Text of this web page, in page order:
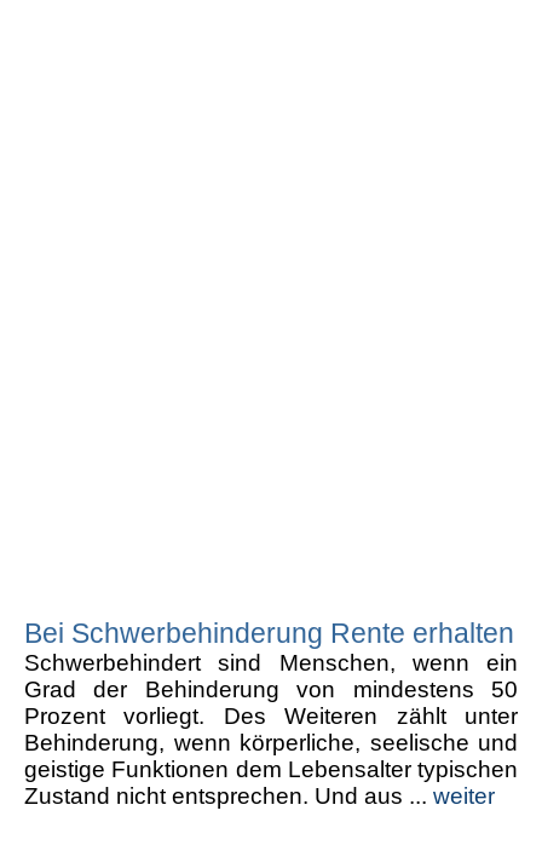
Bei Schwerbehinderung Rente erhalten
Schwerbehindert sind Menschen, wenn ein
Grad der Behinderung von mindestens 50
Prozent vorliegt. Des Weiteren zählt unter
Behinderung, wenn körperliche, seelische und
geistige Funktionen dem Lebensalter typischen
Zustand nicht entsprechen. Und aus ... weiter